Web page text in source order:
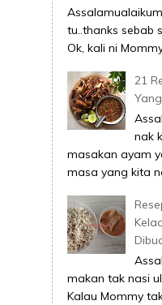
tu..thanks sebab
Ok, kali ni
21
nak
masakan ayam
masa yang kita
makan tak nasi
Kalau Mommy